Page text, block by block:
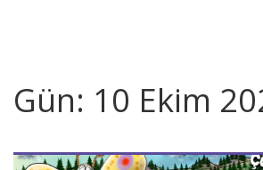
Gün: 10 Ekim